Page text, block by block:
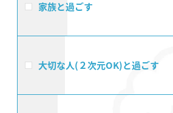
家族と過ごす
大切な人(２次元OK)と過ごす